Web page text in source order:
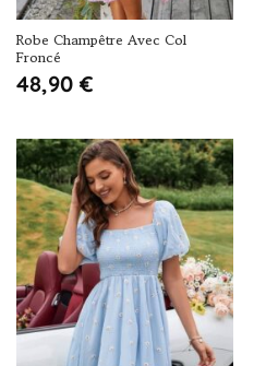
Robe Champêtre Avec Col
Froncé
48,90 €